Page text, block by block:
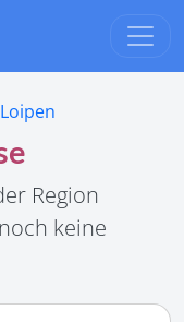
Loipen
Region
keine